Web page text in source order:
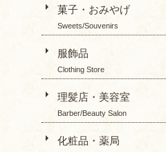
菓子・おみやげ
Sweets/Souvenirs
服飾品
Clothing Store
理髪店・美容室
Barber/Beauty Salon
化粧品・薬局